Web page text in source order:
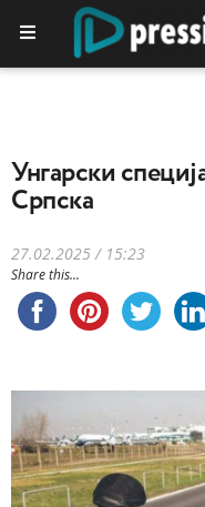
Унгарски
Српска
27.02.2025 / 15:23
Share this...